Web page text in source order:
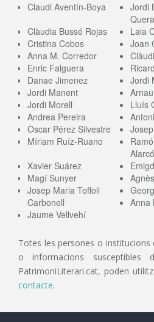
Claudi Aventín-Boya
Jordi
Clàudia Bussé Rojas
Laia
Cristina Cobos
Joan
Anna M. Corredor
Enric Falguera
Danae Jimenez
Jordi
Jordi Manent
Jordi Morell
Lluís
Andrea Pereira
Òscar Pérez Silvestre
Míriam Ruíz-Ruano
Xavier Suárez
Magí Sunyer
Josep Maria Toffoli
Carbonell
Anna
Jaume Vellvehí
Totes les persones o institucions
o informacions susceptibles
PatrimoniLiterari.cat, poden
contacte.